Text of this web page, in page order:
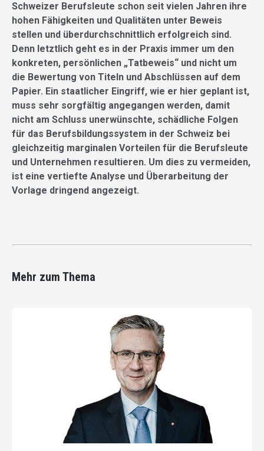
Schweizer Berufsleute schon seit vielen Jahren ihre
hohen Fähigkeiten und Qualitäten unter Beweis
stellen und überdurchschnittlich erfolgreich sind.
Denn letztlich geht es in der Praxis immer um den
konkreten, persönlichen „Tatbeweis“ und nicht um
die Bewertung von Titeln und Abschlüssen auf dem
Papier. Ein staatlicher Eingriff, wie er hier geplant ist,
muss sehr sorgfältig angegangen werden, damit
nicht am Schluss unerwünschte, schädliche Folgen
für das Berufsbildungssystem in der Schweiz bei
gleichzeitig marginalen Vorteilen für die Berufsleute
und Unternehmen resultieren. Um dies zu vermeiden,
ist eine vertiefte Analyse und Überarbeitung der
Vorlage dringend angezeigt.
Mehr zum Thema